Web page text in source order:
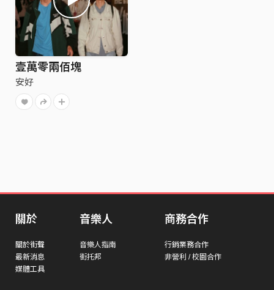
壹萬零兩佰塊
安好
關於
關於街聲
最新消息
媒體工具
音樂人
音樂人指南
街托邦
商務合作
行銷業務合作
非營利 / 校園合作